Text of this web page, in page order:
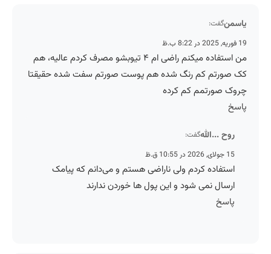
یاسمنگفت:
19 فوریه, 2025 در 8:22 ب.ظ
من استفاده میکنم راضی ام ۴ تیوبشو مصرف کردم عالیه، هم
کک صورتم کم رنگ شده هم پوست صورتم سفت شده حقیقتا
چروک صورتمم کم کرده
پاسخ
روح ...اللهگفت:
15 جولای, 2026 در 10:55 ق.ظ
استفاده کردم ولی ناراضی هستم و می‌دانم که پیامک
ارسال نمی شود و این پول ها خوردن ندارند
پاسخ